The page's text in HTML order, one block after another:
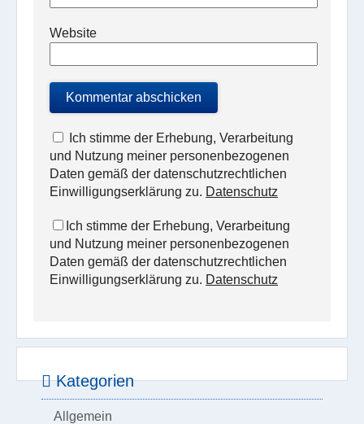
Website
Ich stimme der Erhebung, Verarbeitung
und Nutzung meiner personenbezogenen
Daten gemäß der datenschutzrechtlichen
Einwilligungserklärung zu. Datenschutz
Ich stimme der Erhebung, Verarbeitung
und Nutzung meiner personenbezogenen
Daten gemäß der datenschutzrechtlichen
Einwilligungserklärung zu. Datenschutz
Kategorien
Allgemein